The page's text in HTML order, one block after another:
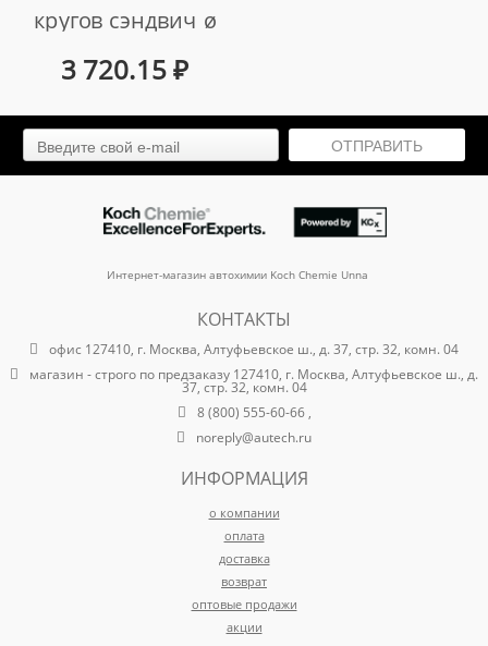
кругов сэндвич ø
147 мм
3 720.15₽
ОТПРАВИТЬ
Интернет-магазин автохимии Koch Chemie Unna
КОНТАКТЫ
офис 127410, г. Москва, Алтуфьевское ш., д. 37, стр. 32, комн. 04
магазин - строго по предзаказу 127410, г. Москва, Алтуфьевское ш., д.
37, стр. 32, комн. 04
8 (800) 555-60-66 ,
noreply@autech.ru
ИНФОРМАЦИЯ
о компании
оплата
доставка
возврат
оптовые продажи
акции